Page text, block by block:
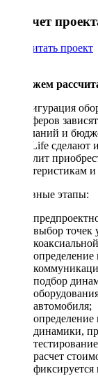
Рассчет
Рассчитать проект
Поможем
Конфигурация
сабвуферов
пожеланий и
DriveLife сделают
позволит
характеристикам
Основные этапы:
выбор точек
подбор
автомобиля;
определение
динамики,
расчет
фиксируется